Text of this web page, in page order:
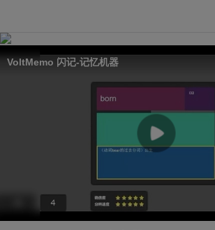
VoltMemo 闪记-记忆机器